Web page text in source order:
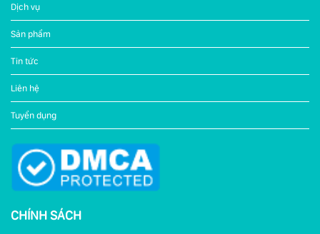
Dịch vụ
Sản phẩm
Tin tức
Liên hệ
Tuyển dụng
CHÍNH SÁCH